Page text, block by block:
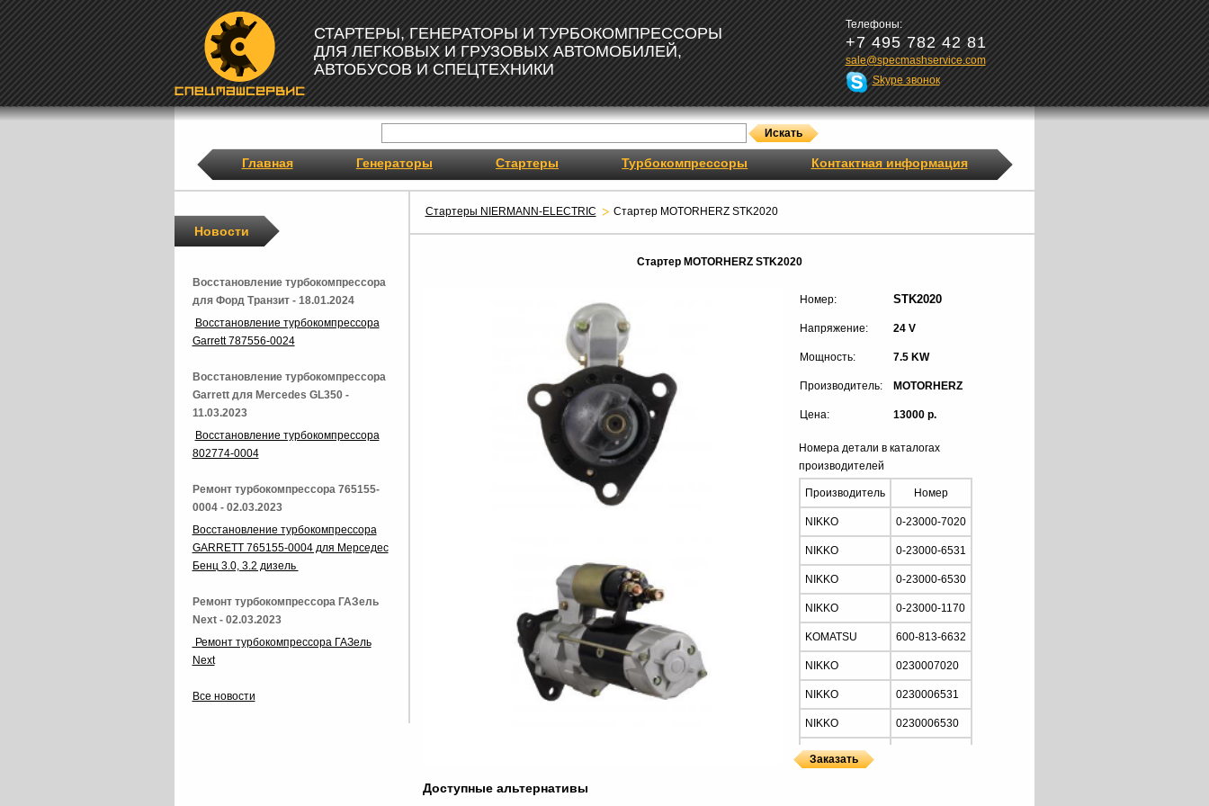
СТАРТЕРЫ, ГЕНЕРАТОРЫ И ТУРБОКОМПРЕССОРЫ
ДЛЯ ЛЕГКОВЫХ И ГРУЗОВЫХ АВТОМОБИЛЕЙ,
АВТОБУСОВ И СПЕЦТЕХНИКИ
Телефоны:
+7 495 782 42 81
sale@specmashservice.com
Skype звонок
Главная Генераторы Стартеры Турбокомпрессоры Контактная информация
Стартеры NIERMANN-ELECTRIC Стартер MOTORHERZ STK2020
Стартер MOTORHERZ STK2020
Номер: STK2020
Напряжение: 24 V
Мощность: 7.5 KW
Производитель: MOTORHERZ
Цена: 13000 р.
Номера детали в каталогах
производителей
Производитель Номер
NIKKO 0-23000-7020
NIKKO 0-23000-6531
NIKKO 0-23000-6530
NIKKO 0-23000-1170
KOMATSU 600-813-6632
NIKKO 0230007020
NIKKO 0230006531
NIKKO 0230006530
NIKKO
Доступные альтернативы
Новости
Восстановление турбокомпрессора
для Форд Транзит - 18.01.2024
Восстановление турбокомпрессора
Garrett 787556-0024
Восстановление турбокомпрессора
Garrett для Mercedes GL350 -
11.03.2023
Восстановление турбокомпрессора
802774-0004
Ремонт турбокомпрессора 765155-
0004 - 02.03.2023
Восстановление турбокомпрессора
GARRETT 765155-0004 для Мерседес
Бенц 3.0, 3.2 дизель
Ремонт турбокомпрессора ГАЗель
Next - 02.03.2023
Ремонт турбокомпрессора ГАЗель
Next
Все новости